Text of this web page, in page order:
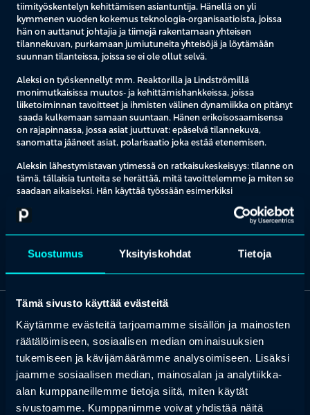
Suostumus Yksityiskohdat Tietoja
Tämä sivusto käyttää evästeitä
Käytämme evästeitä tarjoamamme sisällön ja mainosten
räätälöimiseen, sosiaalisen median ominaisuuksien
tukemiseen ja kävijämäärämme analysoimiseen. Lisäksi
jaamme sosiaalisen median, mainosalan ja analytiikka-
alan kumppaneillemme tietoja siitä, miten käytät
sivustoamme. Kumppanimme voivat yhdistää näitä
tiimityöskentelyn kehittämisen asiantuntija. Hänellä on yli
kymmenen vuoden kokemus teknologia-organisaatioista, joissa
hän on auttanut johtajia ja tiimejä rakentamaan yhteisen
tilannekuvan, purkamaan jumiutuneita yhteisöjä ja löytämään
suunnan tilanteissa, joissa se ei ole ollut selvä.
Aleksi on työskennellyt mm. Reaktorilla ja Lindströmillä
monimutkaisissa muutos- ja kehittämishankkeissa, joissa
liiketoiminnan tavoitteet ja ihmisten välinen dynamiikka on pitänyt
saada kulkemaan samaan suuntaan. Hänen erikoisosaamisensa
on rajapinnassa, jossa asiat juuttuvat: epäselvä tilannekuva,
sanomatta jääneet asiat, polarisaatio joka estää etenemisen.
Aleksin lähestymistavan ytimessä on ratkaisukeskeisyys: tilanne on
tämä, tällaisia tunteita se herättää, mitä tavoittelemme ja miten se
saadaan aikaiseksi. Hän käyttää työssään esimerkiksi
luuppausdialogia sekä tekolyä, menetelmää joka tuo esiin sen
mitä tiimeissä ei sanota ääneen ja muuttaa sen yhteiseksi
OTA YHTEYTTÄ
Keilaranta 1 A, 02150 Espoo
+358 (0)20 780 6220
asiakaspalvelu@professio.fi